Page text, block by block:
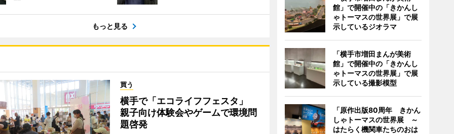
もっと見る
買う
横手で「エコライフフェスタ」
親子向け体験会やゲームで環境問
題啓発
館」で開催中の「きかんし
ゃトーマスの世界展」で展
示しているジオラマ
「横手市増田まんが美術
館」で開催中の「きかんし
ゃトーマスの世界展」で展
示している撮影模型
「原作出版80周年 きかん
しゃトーマスの世界展 ～
はたらく機関車たちのおは